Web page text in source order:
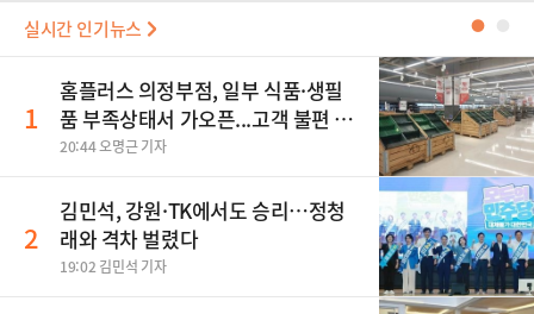
실시간 인기뉴스 ●
1
홈플러스 의정부점, 일부 식품·생필
품 부족상태서 가오픈...고객 불편 가
중
20:44 오명근 기자
2
김민석, 강원·TK에서도 승리…정청
래와 격차 벌렸다
19:02 김민석 기자